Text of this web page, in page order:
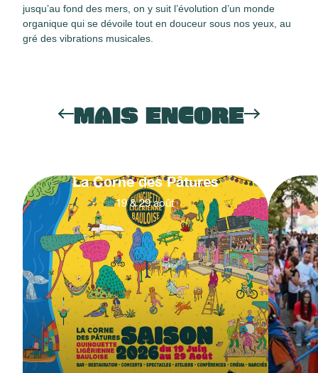
jusqu’au fond des mers, on y suit l’évolution d’un monde
organique qui se dévoile tout en douceur sous nos yeux, au
gré des vibrations musicales.
MAIS ENCORE
La Corne des Pâtures
19 & 29 août